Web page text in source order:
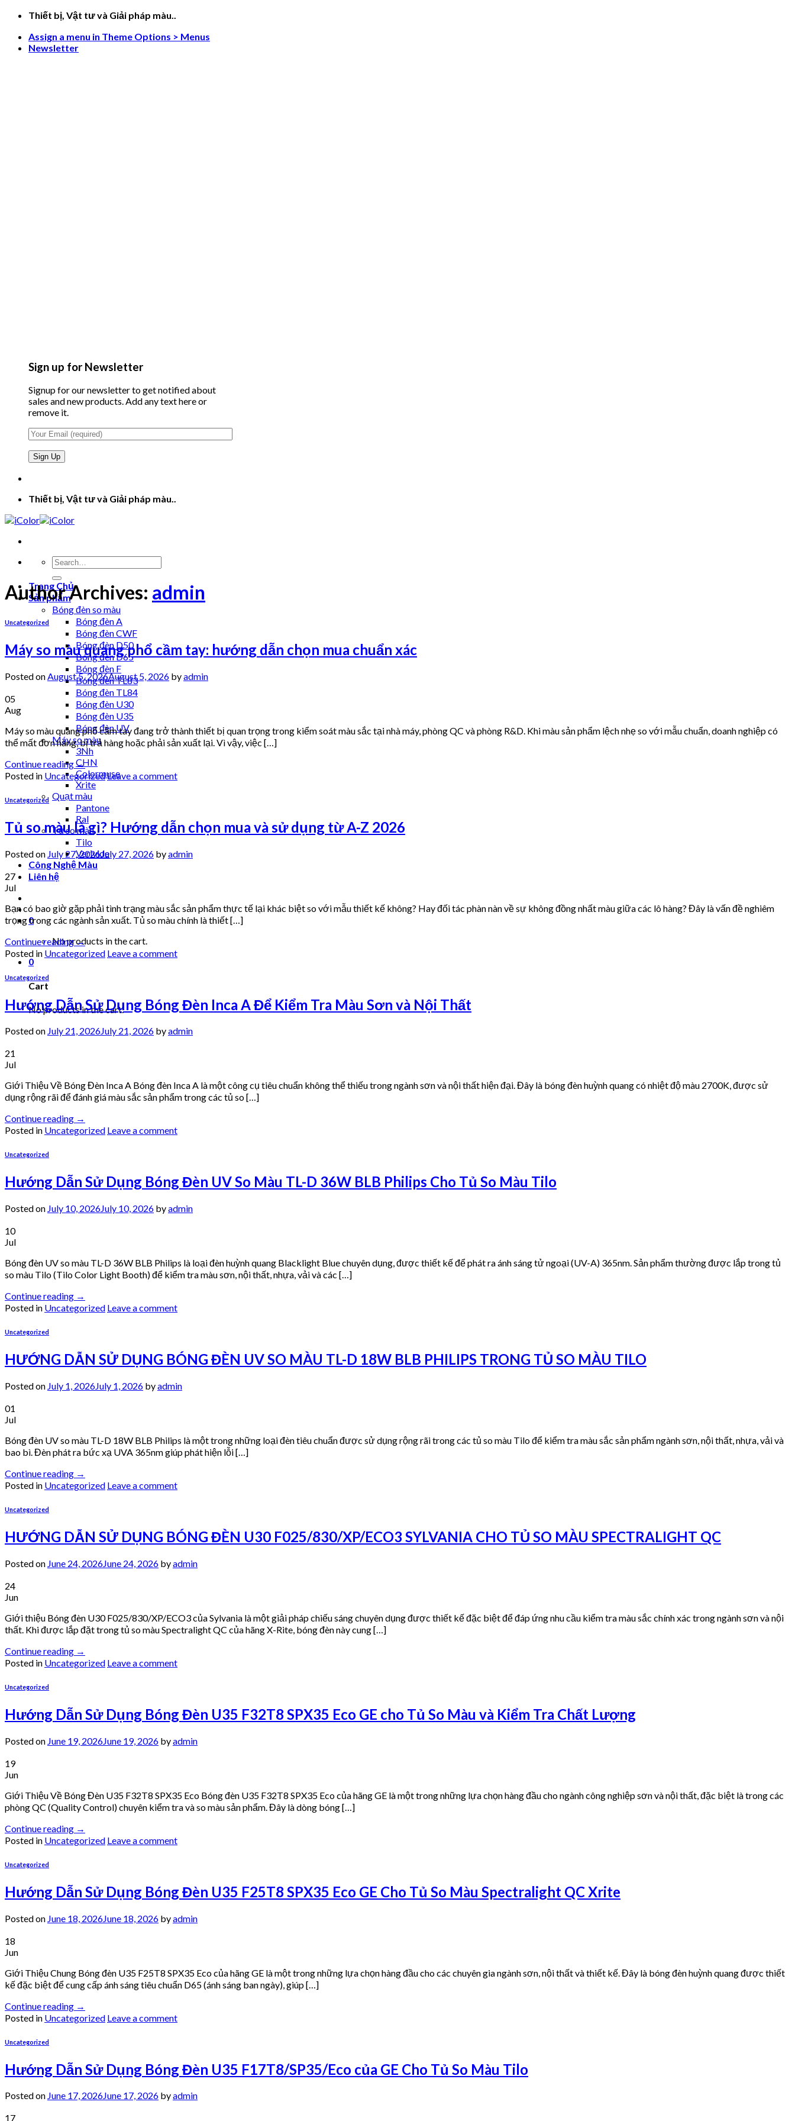
Skip
content
Thiết bị, Vật tư và Giải pháp màu..
Assign a menu in Theme Options > Menus
Newsletter
Sign up for Newsletter
Signup for our newsletter to get notified about
sales and new products. Add any text here or
remove it.
Thiết bị, Vật tư và Giải pháp màu..
Trang Chủ
Sản phẩm
Bóng đèn so màu
Bóng đèn A
Bóng đèn CWF
Bóng đèn D50
Bóng đèn D65
Bóng đèn F
Bóng đèn TL83
Bóng đèn TL84
Bóng đèn U30
Bóng đèn U35
Bóng đèn UV
Máy so màu
3Nh
CHN
Colormuse
Xrite
Quạt màu
Pantone
Ral
Tủ so màu
Tilo
Verivide
Công Nghệ Màu
Liên hệ
0
No products in the cart.
0
Cart
No products in the cart.
Author Archives: admin
Uncategorized
Máy so màu quang phổ cầm tay: hướng dẫn chọn mua chuẩn xác
Posted on August 5, 2026August 5, 2026 byadmin
05
Aug
Máy so màu quang phổ cầm tay đang trở thành thiết bị quan trọng trong kiểm soát màu sắc tại nhà máy, phòng QC và phòng R&D. Khi màu sản phẩm lệch nhẹ so với mẫu chuẩn, doanh nghiệp có
thể mất đơn hàng, bị trả hàng hoặc phải sản xuất lại. Vì vậy, việc […]
Continue reading→
Posted in UncategorizedLeave a comment
Uncategorized
Tủ so màu là gì? Hướng dẫn chọn mua và sử dụng từ A-Z 2026
Posted on July 27, 2026July 27, 2026 byadmin
27
Jul
Bạn có bao giờ gặp phải tình trạng màu sắc sản phẩm thực tế lại khác biệt so với mẫu thiết kế không? Hay đối tác phàn nàn về sự không đồng nhất màu giữa các lô hàng? Đây là vấn đề nghiêm
trọng trong các ngành sản xuất. Tủ so màu chính là thiết […]
Continue reading→
Posted in Uncategorized Leave a comment
Uncategorized
Hướng Dẫn Sử Dụng Bóng Đèn Inca A Để Kiểm Tra Màu Sơn và Nội Thất
Posted on July 21, 2026July 21, 2026 byadmin
21
Jul
Giới Thiệu Về Bóng Đèn Inca A Bóng đèn Inca A là một công cụ tiêu chuẩn không thể thiếu trong ngành sơn và nội thất hiện đại. Đây là bóng đèn huỳnh quang có nhiệt độ màu 2700K, được sử
dụng rộng rãi để đánh giá màu sắc sản phẩm trong các tủ so […]
Continue reading →
Posted in Uncategorized Leave a comment
Uncategorized
Hướng Dẫn Sử Dụng Bóng Đèn UV So Màu TL-D 36W BLB Philips Cho Tủ So Màu Tilo
Posted on July 10, 2026July 10, 2026 byadmin
10
Jul
Bóng đèn UV so màu TL-D 36W BLB Philips là loại đèn huỳnh quang Blacklight Blue chuyên dụng, được thiết kế để phát ra ánh sáng tử ngoại (UV-A) 365nm. Sản phẩm thường được lắp trong tủ
so màu Tilo (Tilo Color Light Booth) để kiểm tra màu sơn, nội thất, nhựa, vải và các […]
Continue reading →
Posted in Uncategorized Leave a comment
Uncategorized
HƯỚNG DẪN SỬ DỤNG BÓNG ĐÈN UV SO MÀU TL-D 18W BLB PHILIPS TRONG TỦ SO MÀU TILO
Posted on July 1, 2026July 1, 2026 byadmin
01
Jul
Bóng đèn UV so màu TL-D 18W BLB Philips là một trong những loại đèn tiêu chuẩn được sử dụng rộng rãi trong các tủ so màu Tilo để kiểm tra màu sắc sản phẩm ngành sơn, nội thất, nhựa, vải và
bao bì. Đèn phát ra bức xạ UVA 365nm giúp phát hiện lỗi […]
Continue reading →
Posted in Uncategorized Leave a comment
Uncategorized
HƯỚNG DẪN SỬ DỤNG BÓNG ĐÈN U30 F025/830/XP/ECO3 SYLVANIA CHO TỦ SO MÀU SPECTRALIGHT QC
Posted on June 24, 2026June 24, 2026 byadmin
24
Jun
Giới thiệu Bóng đèn U30 F025/830/XP/ECO3 của Sylvania là một giải pháp chiếu sáng chuyên dụng được thiết kế đặc biệt để đáp ứng nhu cầu kiểm tra màu sắc chính xác trong ngành sơn và nội
thất. Khi được lắp đặt trong tủ so màu Spectralight QC của hãng X-Rite, bóng đèn này cung […]
Continue reading →
Posted in Uncategorized Leave a comment
Uncategorized
Hướng Dẫn Sử Dụng Bóng Đèn U35 F32T8 SPX35 Eco GE cho Tủ So Màu và Kiểm Tra Chất Lượng
Posted on June 19, 2026June 19, 2026 byadmin
19
Jun
Giới Thiệu Về Bóng Đèn U35 F32T8 SPX35 Eco Bóng đèn U35 F32T8 SPX35 Eco của hãng GE là một trong những lựa chọn hàng đầu cho ngành công nghiệp sơn và nội thất, đặc biệt là trong các
phòng QC (Quality Control) chuyên kiểm tra và so màu sản phẩm. Đây là dòng bóng […]
Continue reading →
Posted in Uncategorized Leave a comment
Uncategorized
Hướng Dẫn Sử Dụng Bóng Đèn U35 F25T8 SPX35 Eco GE Cho Tủ So Màu Spectralight QC Xrite
Posted on June 18, 2026June 18, 2026 byadmin
18
Jun
Giới Thiệu Chung Bóng đèn U35 F25T8 SPX35 Eco của hãng GE là một trong những lựa chọn hàng đầu cho các chuyên gia ngành sơn, nội thất và thiết kế. Đây là bóng đèn huỳnh quang được thiết
kế đặc biệt để cung cấp ánh sáng tiêu chuẩn D65 (ánh sáng ban ngày), giúp […]
Continue reading →
Posted in Uncategorized Leave a comment
Uncategorized
Hướng Dẫn Sử Dụng Bóng Đèn U35 F17T8/SP35/Eco của GE Cho Tủ So Màu Tilo
Posted on June 17, 2026June 17, 2026 byadmin
17